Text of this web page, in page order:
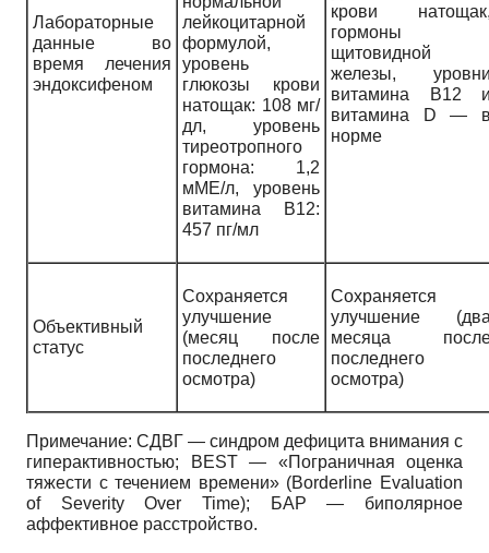
Лабораторные
данные во
время лечения
эндоксифеном
лейкоцитарной
формулой,
уровень
глюкозы крови
натощак: 108 мг/
дл, уровень
тиреотропного
гормона: 1,2
мМЕ/л, уровень
витамина В12:
457 пг/мл
крови
гормоны
щитовидной
железы,
витамина В12
витамина D —
норме
Объективный
статус
Сохраняется
улучшение
(месяц после
последнего
осмотра)
Сохраняется
улучшение
месяца
последнего
осмотра)
Примечание: СДВГ — синдром дефицита внимания с
гиперактивностью; BEST — «Пограничная оценка
тяжести с течением времени» (Borderline Evaluation
of Severity Over Time); БАР — биполярное
аффективное расстройство.